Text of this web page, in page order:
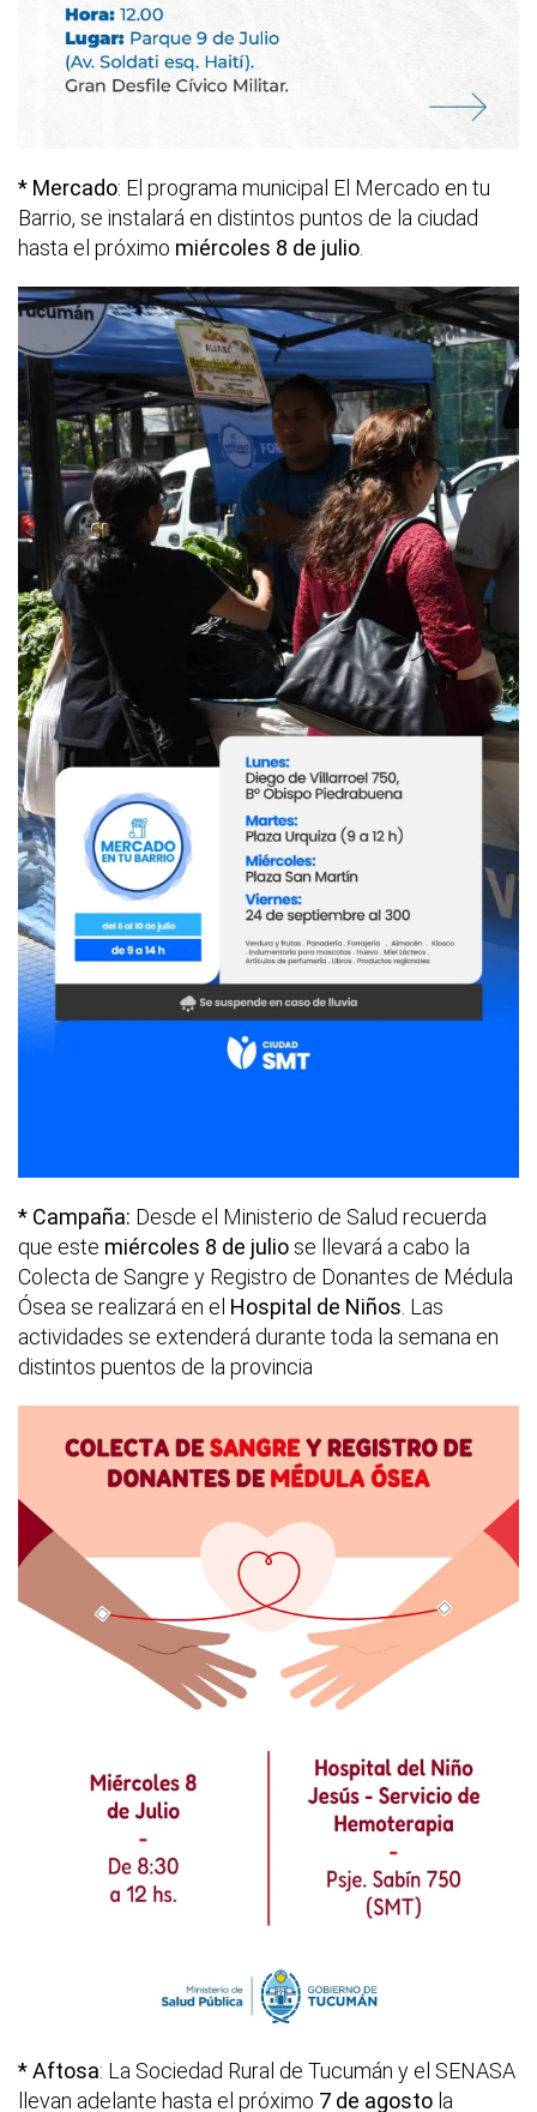
* Mercado: El programa municipal El Mercado en tu
Barrio, se instalará en distintos puntos de la ciudad
hasta el próximo miércoles 8 de julio
* Campaña: Desde el Ministerio de Salud recuerda
que este miércoles 8 de julio se llevará a cabo la
Colecta de Sangre y Registro de Donantes de Médula
Ósea se realizará en el Hospital de Niños . Las
actividades se extenderá durante toda la semana en
distintos puentos de la provincia
* Aftosa: La Sociedad Rural de Tucumán y el SENASA
llevan adelante hasta el próximo 7 de agosto la